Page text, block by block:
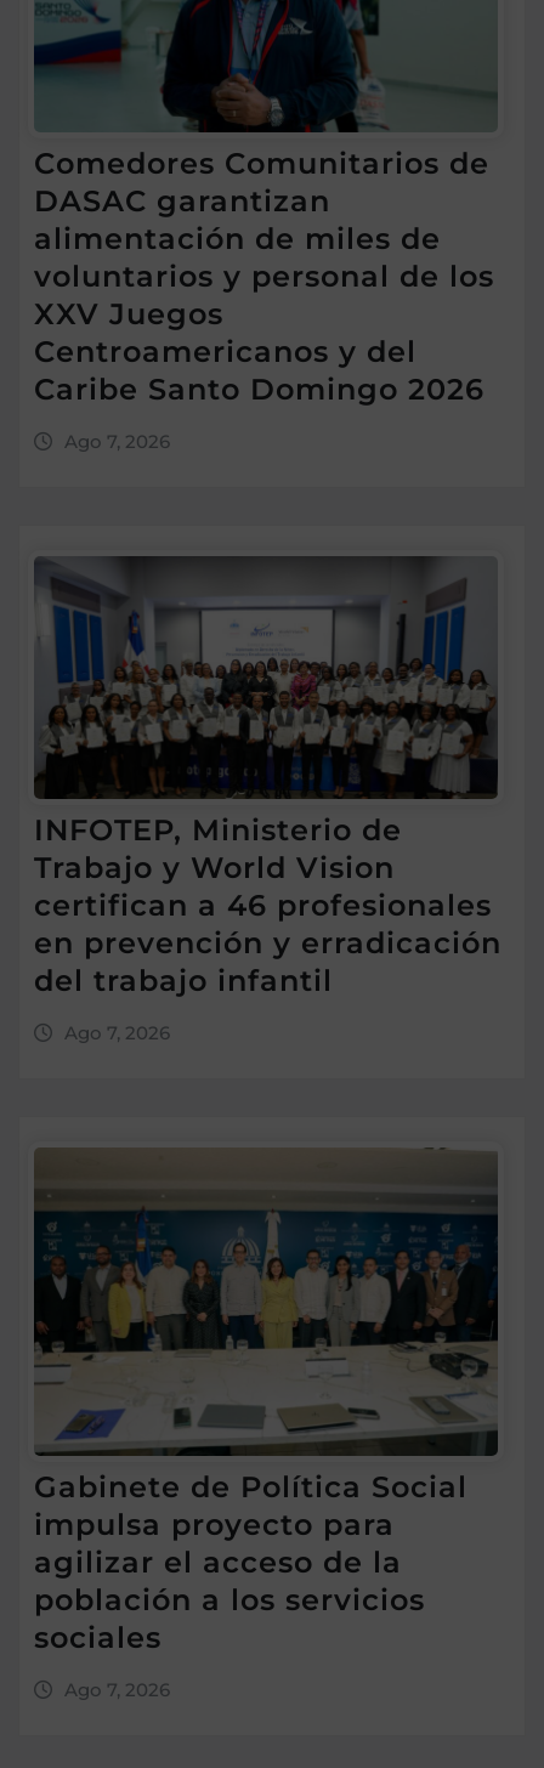
Comedores Comunitarios de
DASAC garantizan
alimentación de miles de
voluntarios y personal de los
XXV Juegos
Centroamericanos y del
Caribe Santo Domingo 2026
Ago 7, 2026
INFOTEP, Ministerio de
Trabajo y World Vision
certifican a 46 profesionales
en prevención y erradicación
del trabajo infantil
Ago 7, 2026
Gabinete de Política Social
impulsa proyecto para
agilizar el acceso de la
población a los servicios
sociales
Ago 7, 2026